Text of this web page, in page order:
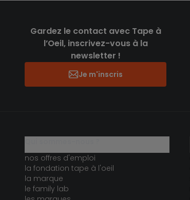
Gardez le contact avec Tape à
l’Oeil, inscrivez-vous à la
newsletter !
Je m'inscris
nos offres d'emploi
la fondation tape à l'oeil
la marque
le family lab